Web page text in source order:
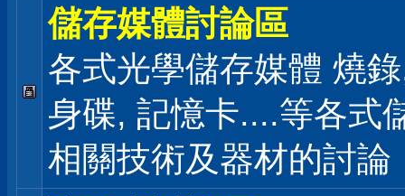
儲存媒體討論區
各式光學儲存媒體 燒
身碟, 記憶卡....等各式
相關技術及器材的討論